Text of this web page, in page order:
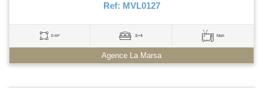
Ref: MVL0127
0 m² S+4 Non
Agence La Marsa